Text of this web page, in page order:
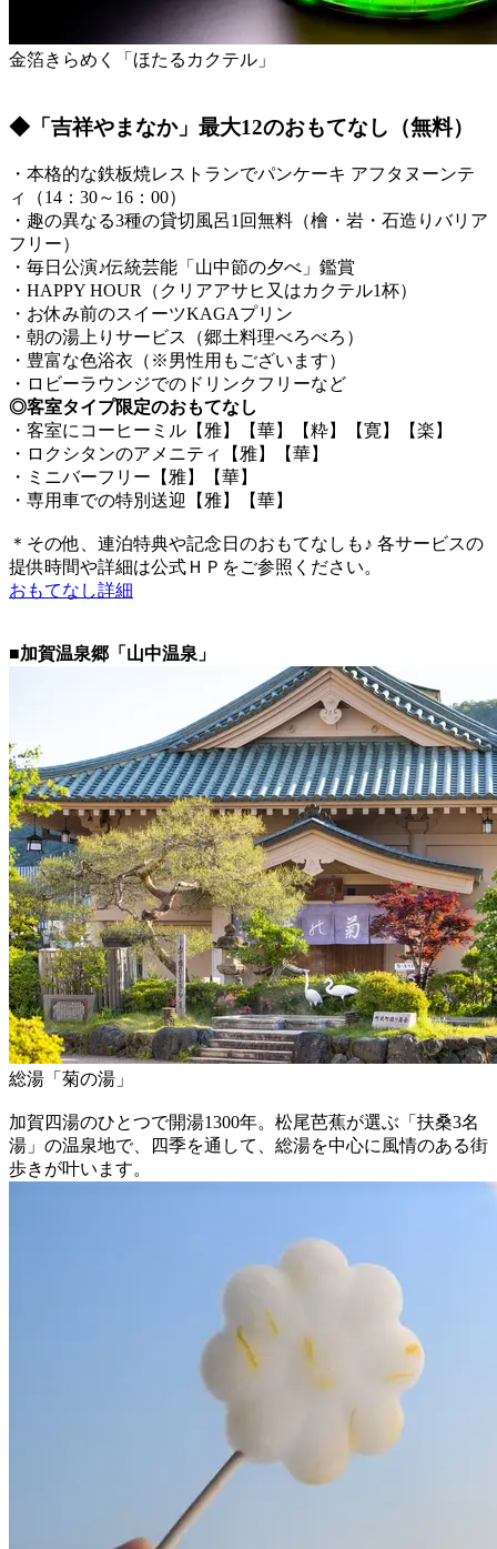
金箔きらめく「ほたるカクテル」
◆「吉祥やまなか」最大12のおもてなし （無料）
・本格的な鉄板焼レストランでパンケーキ アフタヌーンテ
ィ（14：30～16：00）
・趣の異なる3種の貸切風呂1回無料（檜・岩・石造りバリア
フリー）
・毎日公演♪伝統芸能「山中節の夕べ」鑑賞
・HAPPY HOUR（クリアアサヒ又はカクテル1杯）
・お休み前のスイーツKAGAプリン
・朝の湯上りサービス（郷土料理べろべろ）
・豊富な色浴衣（※男性用もございます）
・ロビーラウンジでのドリンクフリーなど
◎客室タイプ限定のおもてなし
・客室にコーヒーミル【雅】【華】【粋】【寛】【楽】
・ロクシタンのアメニティ【雅】【華】
・ミニバーフリー【雅】【華】
・専用車での特別送迎【雅】【華】
＊その他、連泊特典や記念日のおもてなしも♪ 各サービスの
提供時間や詳細は公式ＨＰをご参照ください。
おもてなし詳細
■加賀温泉郷「山中温泉」
総湯「菊の湯」
加賀四湯のひとつで開湯1300年。松尾芭蕉が選ぶ「扶桑3名
湯」の温泉地で、四季を通して、総湯を中心に風情のある街
歩きが叶います。